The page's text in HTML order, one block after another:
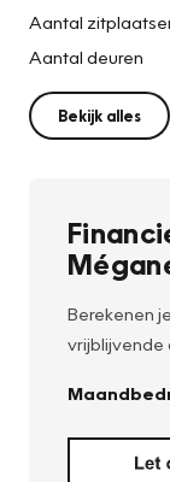
Aantal
Aantal deuren
Bekijk alles
Berekenen
vrijblijvende